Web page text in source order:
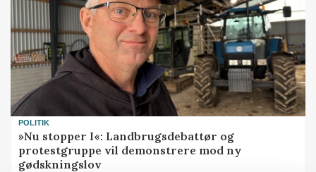
POLITIK
»Nu stopper I«: Landbrugsdebattør og
protestgruppe vil demonstrere mod ny
gødskningslov